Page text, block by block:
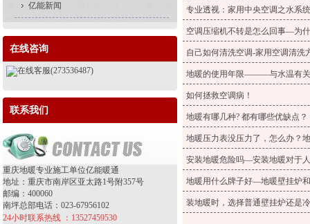
亿能新闻
在线咨询
在线客服(273536487)
联系我们
重庆地暖专业施工单位亿能暖通
地址：重庆市南岸区亚太路1号附357号
邮编：400060
南坪总部电话：023-67956102
24小时联系热线 ：13527459530
专业透视：家用中央空调之水系
空调压缩机不转是怎么回事—为
自己如何清洗空调-家用空调清洗
地暖的使用年限———与水温有关
如何拯救空调病！
地暖有哪几种? 都有哪些优缺点？
地暖压力表没压力了，怎么办？
安装地暖危险吗—安装地暖对于
地暖用什么牌子好—地暖壁挂炉
装地暖时，选择普通壁挂炉还是